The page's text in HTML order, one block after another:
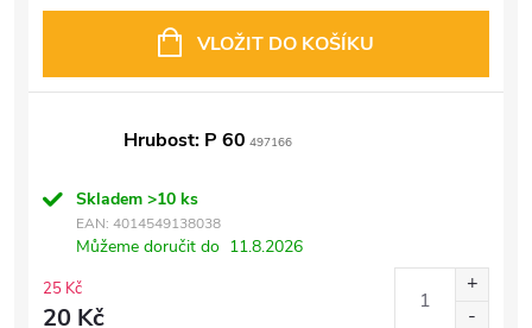
VLOŽIT DO KOŠÍKU
Hrubost: P 60 497166
Skladem >10 ks
EAN: 4014549138038
Můžeme doručit do 11.8.2026
25 Kč
20 Kč